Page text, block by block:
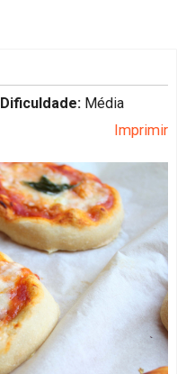
Dificuldade: Média
Imprimir